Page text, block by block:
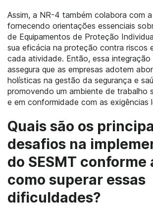
Assim, a NR-4 também colabora com a
fornecendo orientações essenciais
de Equipamentos de Proteção
sua eficácia na proteção contra riscos
cada atividade. Então, essa integração
assegura que as empresas adotem
holísticas na gestão da segurança e
promovendo um ambiente de trabalho
e em conformidade com as exigências
Quais são os
desafios na
do SESMT conforme
como superar essas
dificuldades?